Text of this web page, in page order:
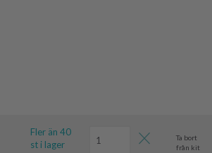
Fler än 40
st i lager
Ta bort
från kit